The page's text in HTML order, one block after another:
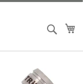
搜索